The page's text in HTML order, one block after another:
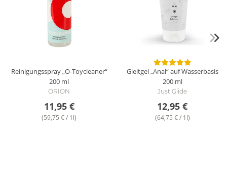
Reinigungsspray „O-Toycleaner“
200 ml
ORION
11,95 €
(59,75 € / 1l)
Gleitgel „Anal“ auf Wasserbasis
200 ml
Just Glide
12,95 €
(64,75 € / 1l)